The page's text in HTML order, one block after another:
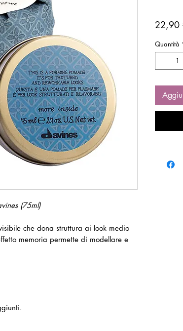
(75ml)
che dona struttura ai look medio
memoria permette di modellare e
22,90
Quantità